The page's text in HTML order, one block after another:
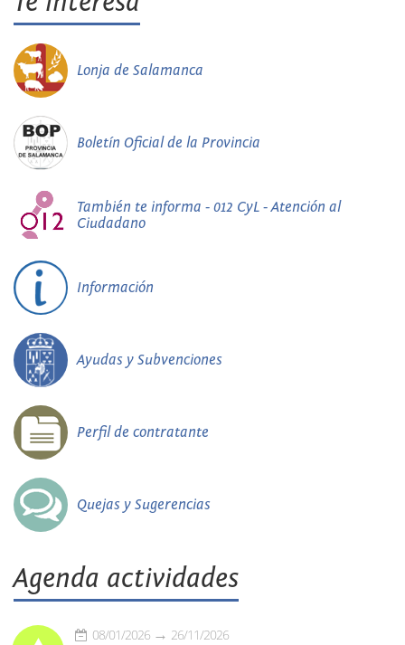
Lonja de Salamanca
Boletín Oficial de la Provincia
También te informa - 012 CyL - Atención al
Ciudadano
Información
Ayudas y Subvenciones
Perfil de contratante
Quejas y Sugerencias
Agenda actividades
08/01/2026 26/11/2026